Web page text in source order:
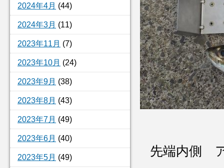
2024年4月 (44)
2024年3月 (11)
2023年11月 (7)
2023年10月 (24)
2023年9月 (38)
2023年8月 (43)
2023年7月 (49)
2023年6月 (40)
2023年5月 (49) 先端内側